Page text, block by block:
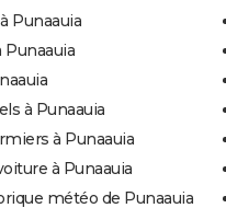
Punaauia
Punaauia
à Punaauia
à Punaauia
à Punaauia
météo de Punaauia